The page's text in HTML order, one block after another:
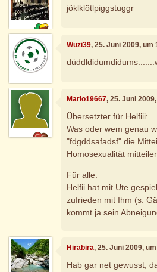
jöklklötlpiggstuggr
Wuzi39, 25. Juni 2009, um
Mario19667, 25. Juni
Übersetzter für Helfiii:
Was oder wem genau
"fdgddsafadsf" die
Homosexualität
Für alle:
Helfii hat mit Ute
zufrieden mit Ihm (s.
kommt ja sein
Hirabira, 25. Juni 2009,
Hab gar net gewusst,